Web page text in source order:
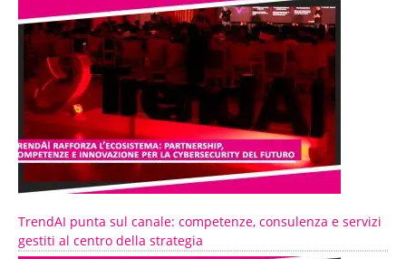
TrendAI punta sul canale: competenze, consulenza e servizi
gestiti al centro della strategia